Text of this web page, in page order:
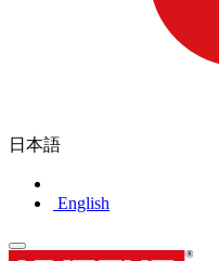
日本語
English